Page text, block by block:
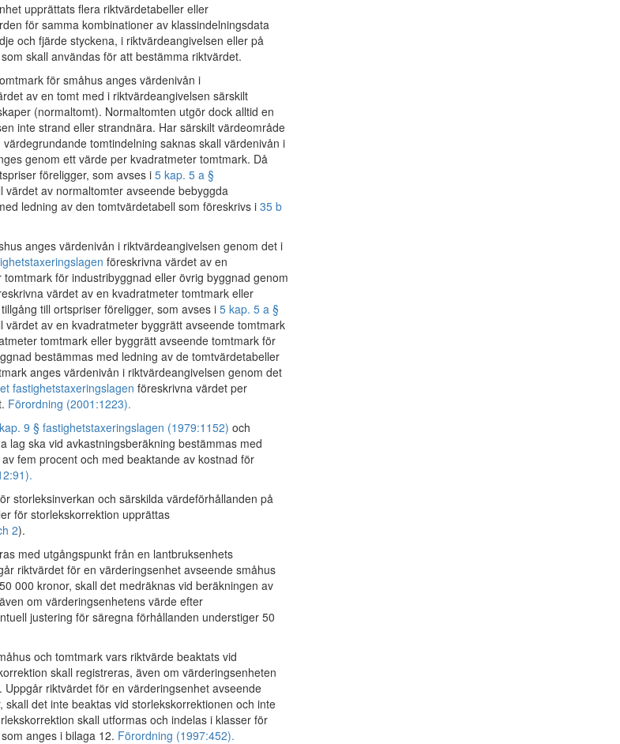
upprättats flera riktvärdetabeller eller
för samma kombinationer av klassindelningsdata
och fjärde styckena, i riktvärdeangivelsen eller på
skall användas för att bestämma riktvärdet.
för småhus anges värdenivån i
av en tomt med i riktvärdeangivelsen särskilt
(normaltomt). Normaltomten utgör dock alltid en
inte strand eller strandnära. Har särskilt värdeområde
tomtindelning saknas skall värdenivån i
genom ett värde per kvadratmeter tomtmark. Då
föreligger, som avses i 5 kap. 5 a §
värdet av normaltomter avseende bebyggda
ledning av den tomtvärdetabell som föreskrivs i 35 b
anges värdenivån i riktvärdeangivelsen genom det i
föreskrivna värdet av en
för industribyggnad eller övrig byggnad genom
värdet av en kvadratmeter tomtmark eller
till ortspriser föreligger, som avses i 5 kap. 5 a §
värdet av en kvadratmeter byggrätt avseende tomtmark
tomtmark eller byggrätt avseende tomtmark för
bestämmas med ledning av de tomtvärdetabeller
anges värdenivån i riktvärdeangivelsen genom det
fastighetstaxeringslagen föreskrivna värdet per
Förordning (2001:1223).
9 § fastighetstaxeringslagen (1979:1152) och
lag ska vid avkastningsberäkning bestämmas med
fem procent och med beaktande av kostnad för
storleksinverkan och särskilda värdeförhållanden på
för storlekskorrektion upprättas
2).
med utgångspunkt från en lantbruksenhets
riktvärdet för en värderingsenhet avseende småhus
000 kronor, skall det medräknas vid beräkningen av
om värderingsenhetens värde efter
justering för säregna förhållanden understiger 50
och tomtmark vars riktvärde beaktats vid
skall registreras, även om värderingsenheten
riktvärdet för en värderingsenhet avseende
skall det inte beaktas vid storlekskorrektionen och inte
skall utformas och indelas i klasser för
anges i bilaga 12. Förordning (1997:452).